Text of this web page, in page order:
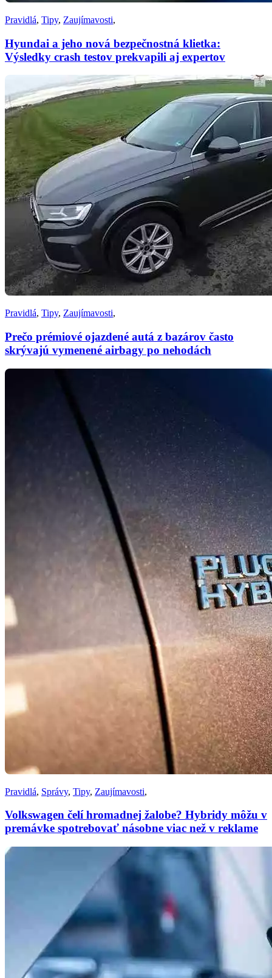
Pravidlá, Tipy, Zaujímavosti,
Hyundai a jeho nová bezpečnostná klietka:
Výsledky crash testov prekvapili aj expertov
Pravidlá, Tipy, Zaujímavosti,
Prečo prémiové ojazdené autá z bazárov často
skrývajú vymenené airbagy po nehodách
Pravidlá, Správy, Tipy, Zaujímavosti,
Volkswagen čelí hromadnej žalobe? Hybridy môžu v
premávke spotrebovať násobne viac než v reklame